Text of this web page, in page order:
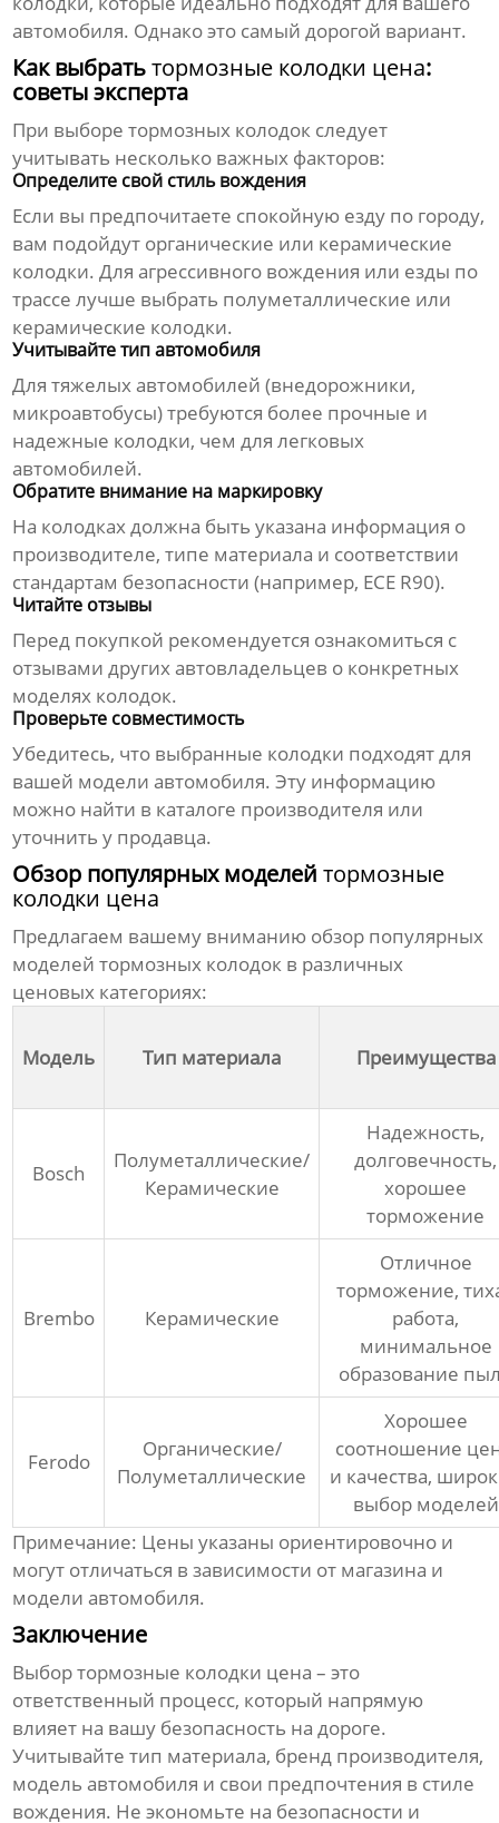
автомобиля. Однако это самый дорогой вариант.
Как выбратьтормозные колодки цена:
советы эксперта
При выборе тормозных колодок следует
учитывать несколько важных факторов:
Определите свой стиль вождения
Если вы предпочитаете спокойную езду по городу,
вам подойдут органические или керамические
колодки. Для агрессивного вождения или езды по
трассе лучше выбрать полуметаллические или
керамические колодки.
Учитывайте тип автомобиля
Для тяжелых автомобилей (внедорожники,
микроавтобусы) требуются более прочные и
надежные колодки, чем для легковых
автомобилей.
Обратите внимание на маркировку
На колодках должна быть указана информация о
производителе, типе материала и соответствии
стандартам безопасности (например, ECE R90).
Читайте отзывы
Перед покупкой рекомендуется ознакомиться с
отзывами других автовладельцев о конкретных
моделях колодок.
Проверьте совместимость
Убедитесь, что выбранные колодки подходят для
вашей модели автомобиля. Эту информацию
можно найти в каталоге производителя или
уточнить у продавца.
Обзор популярных моделейтормозные
колодки цена
Предлагаем вашему вниманию обзор популярных
моделей тормозных колодок в различных
ценовых категориях:
Модель Тип материала Преимущества
Bosch
Полуметаллические/
Керамические
Надежность,
долговечность,
хорошее
торможение
Brembo Керамические
Отличное
торможение,
работа,
минимальное
образование
Ferodo
Органические/
Полуметаллические
Хорошее
соотношение
и качества,
выбор моделей
Примечание: Цены указаны ориентировочно и
могут отличаться в зависимости от магазина и
модели автомобиля.
Заключение
Выбортормозные колодки цена – это
ответственный процесс, который напрямую
влияет на вашу безопасность на дороге.
Учитывайте тип материала, бренд производителя,
модель автомобиля и свои предпочтения в стиле
вождения. Не экономьте на безопасности и